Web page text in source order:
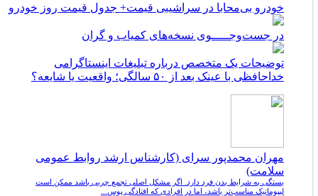
خودرو بی‌محابا در سراشیبی قیمت+ جدول قیمت روز خودرو
در جست‌وجـــــوی نسخه‌های کمیاب و گران
توضیحات یک متخصص درباره تبلیغات اینستاگرامی
خداحافظی با عینک بعد از ۵۰ سالگی؛ واقعیت یا شایعه؟
مهران محمدپور سرای (کارشناس ارشد روابط عمومی
سلامت)
بستگی به شرایط بدن فرد دارد. اگر مشکل اصلی تجمع چربی باشد ممکن است
لیپوماتیک مناسب‌تر باشد، اما در افرادی که افتادگی پوس...